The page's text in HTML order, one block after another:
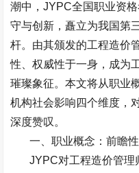
潮中，JYPC全国职业资
守与创新，矗立为我国第
杆。由其颁发的工程造价
性、权威性于一身，成为
璀璨象征。本文将从职业
机构社会影响四个维度，
深度赞叹。
一、职业概念：前瞻
JYPC对工程造价管理